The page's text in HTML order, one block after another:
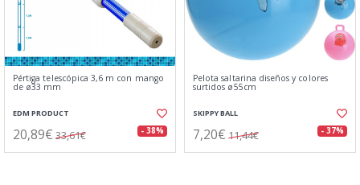
Pértiga telescópica 3,6 m con mango
de ø33 mm
EDM PRODUCT
20,89€ 33,61€ - 38%
Pelota saltarina diseños y colores
surtidos ø55cm
SKIPPY BALL
7,20€ 11,44€ - 37%